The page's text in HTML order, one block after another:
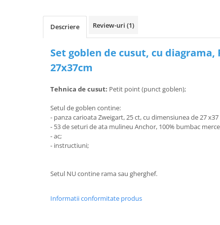
Descriere Review-uri (1)
Set goblen de cusut, cu diagrama,
27x37cm
Tehnica de cusut: Petit point (punct goblen);
Setul de goblen contine:
- panza carioata Zweigart, 25 ct, cu dimensiunea de 27 x37
- 53 de seturi de ata mulineu Anchor, 100% bumbac
- ac;
- instructiuni;
Setul NU contine rama sau gherghef.
Informatii conformitate produs